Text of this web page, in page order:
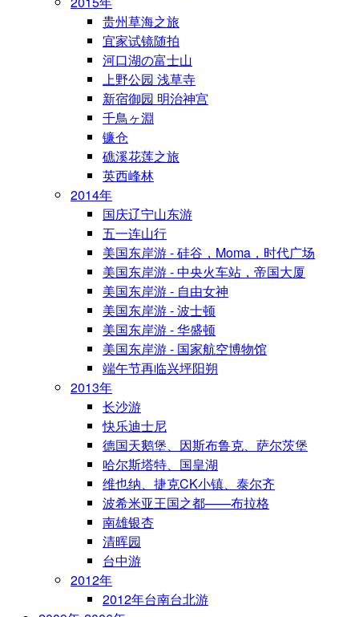
贵州草海之旅
宜家试镜随拍
河口湖の富士山
上野公园 浅草寺
新宿御园 明治神宫
千鳥ヶ淵
镰仓
礁溪花莲之旅
英西峰林
2014年
国庆辽宁山东游
五一连山行
美国东岸游 - 硅谷，Moma，时代广场
美国东岸游 - 中央火车站，帝国大厦
美国东岸游 - 自由女神
美国东岸游 - 波士顿
美国东岸游 - 华盛顿
美国东岸游 - 国家航空博物馆
端午节再临兴坪阳朔
2013年
长沙游
快乐迪士尼
德国天鹅堡、因斯布鲁克、萨尔茨堡
哈尔斯塔特、国皇湖
维也纳、捷克CK小镇、泰尔齐
波希米亚王国之都——布拉格
南雄银杏
清晖园
台中游
2012年
2012年台南台北游